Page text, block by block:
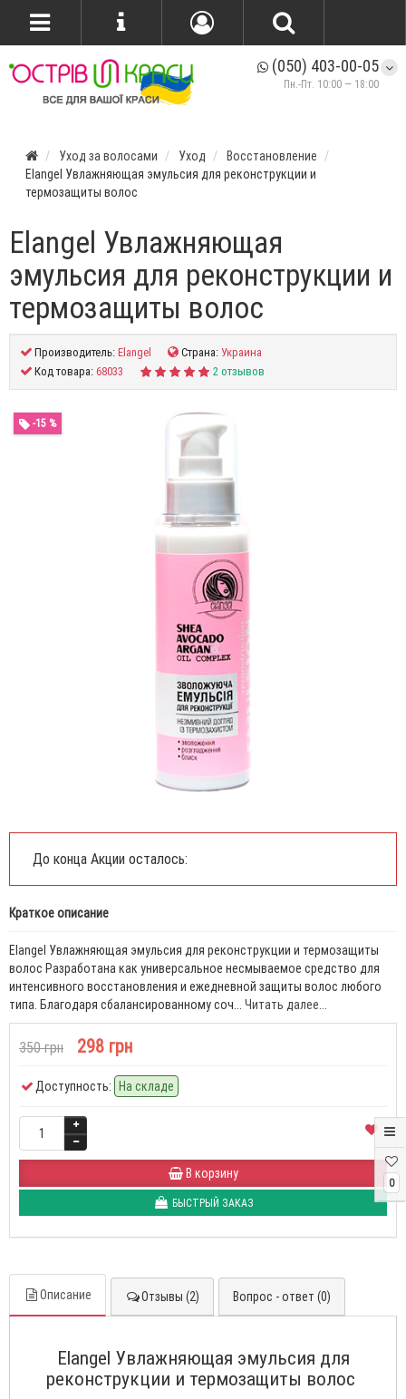
0
(050) 403-00-05
Пн.-Пт. 10:00 — 18:00
Уход за волосами Уход
Восстановление
Elangel Увлажняющая эмульсия для реконструкции и
термозащиты волос
Elangel Увлажняющая
эмульсия для реконструкции и
термозащиты волос
Производитель:Elangel Страна:Украина
Код товара:68033 2 отзывов
-15 %
До конца Акции осталось:
Краткое описание
Elangel Увлажняющая эмульсия для реконструкции и термозащиты
волос Разработана как универсальное несмываемое средство для
интенсивного восстановления и ежедневной защиты волос любого
типа. Благодаря сбалансированному соч... Читать далее...
350 грн 298 грн
Доступность: На складе
В корзину
БЫСТРЫЙ ЗАКАЗ
Описание Отзывы (2) Вопрос - ответ (0)
Elangel Увлажняющая эмульсия для
реконструкции и термозащиты волос